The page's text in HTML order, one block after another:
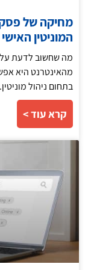
מחיקה של פסק
המוניטין האישי
מה שחשוב לדעת
מהאינטרנט היא
בתחום ניהול
קרא עוד >